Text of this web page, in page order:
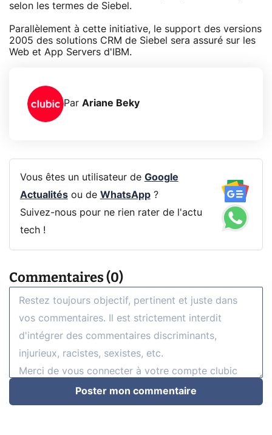
selon les termes de Siebel.
Parallèlement à cette initiative, le support des versions
2005 des solutions CRM de Siebel sera assuré sur les
Web et App Servers d'IBM.
Par Ariane Beky
Vous êtes un utilisateur de Google
Actualitésou de WhatsApp?
Suivez-nous pour ne rien rater de l'actu
tech !
Commentaires (0)
Poster mon commentaire